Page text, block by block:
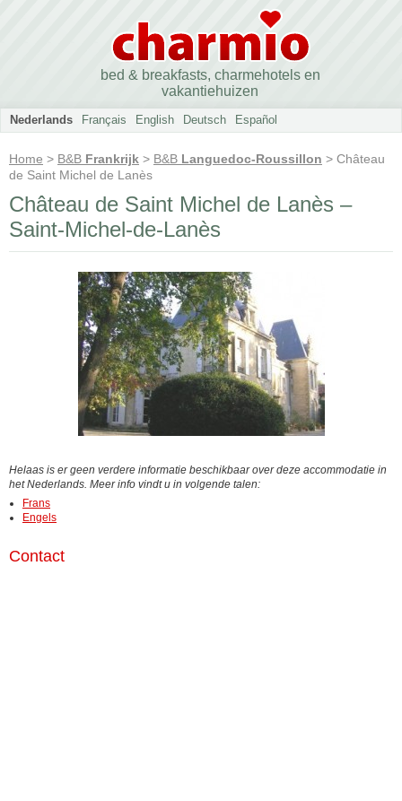
bed & breakfasts, charmehotels en
vakantiehuizen
Nederlands Français English Deutsch Español
Home > B&B Frankrijk > B&B Languedoc-Roussillon > Château
de Saint Michel de Lanès
Château de Saint Michel de Lanès –
Saint-Michel-de-Lanès
Helaas is er geen verdere informatie beschikbaar over deze accommodatie in
het Nederlands. Meer info vindt u in volgende talen:
Frans
Engels
Contact